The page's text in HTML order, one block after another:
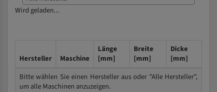
Wird geladen...
Hersteller Maschine
Länge
[mm]
Breite
[mm]
Dicke
[mm]
Bitte wählen Sie einen Hersteller aus oder "Alle Hersteller",
um alle Maschinen anzuzeigen.